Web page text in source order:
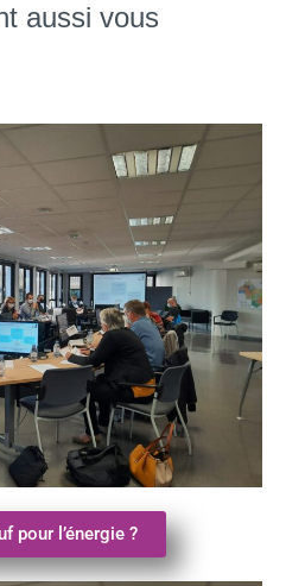
aussi vous
pour l’énergie ?